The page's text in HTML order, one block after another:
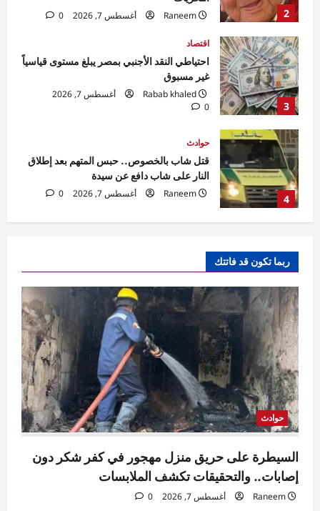
3
0
4
حوادث
قتل شاب بالخصوص.. حبس المتهم بعد إطلاق
النار على شاب دافع عن سيدة
Raneem
أغسطس 7, 2026 0
5
سياسة
تحركات برلمانية وحكومية في مصر لمواجهة
تداعيات الزلازل
Rabab khaled
0
1
الملابسات
Raneem
أغسطس 7, 2026
2
مقتل مسن بورسعيد.. العثور على رجل مُقيد
اليدين والقدمين داخل منزله والأمن يكثف
التحريات
Raneem
أغسطس 7, 2026 0
3
اقتصاد
احتياطي النقد الأجنبي بمصر يبلغ مستوى قياسياً
Rabab khaled
أغسطس 7, 2026
0
ربما تكون قد فاتتك
حوادث
السيطرة على حريق منزل مهجور في كفر شكر دون
إصابات.. والتحقيقات تكشف الملابسات
Raneem أغسطس 7, 2026 0